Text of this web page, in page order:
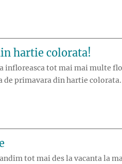
hartie colorata!
infloreasca tot mai mai multe
primavara din hartie
tot mai des la vacanta la